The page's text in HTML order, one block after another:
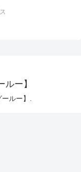
ー】
ルー】.